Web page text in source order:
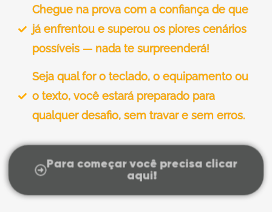
Chegue na prova com a confiança de que
já enfrentou e superou os piores cenários
possíveis — nada te surpreenderá!
Seja qual for o teclado, o equipamento ou
o texto, você estará preparado para
qualquer desafio, sem travar e sem erros.
Para começar você precisa clicar
aqui!